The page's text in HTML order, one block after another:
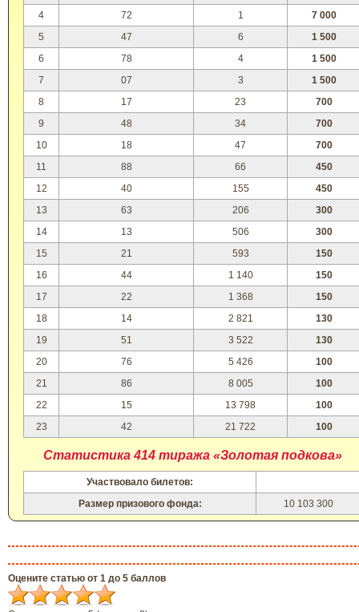
4 72 1
7 000
5
47 6
1 500
6
78 4
1 500
7
07 3
1 500
8
17 23
700
9
48 34
700
10
18 47
700
11
88 66
450
12
40 155
450
13
63 206
300
14
13 506
300
15
21 593
150
16
44 1 140
150
17
22 1 368
150
18
14 2 821
130
19
51 3 522
130
20
76 5 426
100
21
86 8 005
100
22
15 13 798
100
23
42 21 722 100
Статистика 414 тиража «Золотая подкова»
Участвовало билетов:
Размер призового фонда:
10 103 300
Оцените статью от 1 до 5 баллов